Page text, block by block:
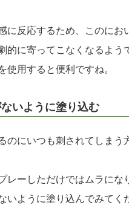
に反応するため、このにお
的に寄ってこなくなるよう
使用すると便利ですね。
いように塗り込む
のにいつも刺されてしまう
レーしただけではムラにな
いように塗り込んでみてく